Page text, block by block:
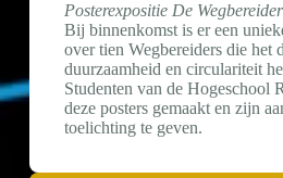
Posterexpositie De
Bij binnenkomst is er een
over tien Wegbereiders die het
duurzaamheid en circulariteit
Studenten van de Hogeschool
deze posters gemaakt en zijn
toelichting te geven.